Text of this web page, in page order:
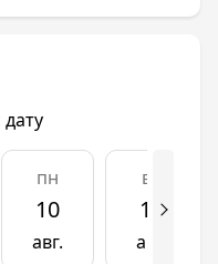
видами
холм,
стиле с
холмом
пн
10
авг.
вт
11
авг.